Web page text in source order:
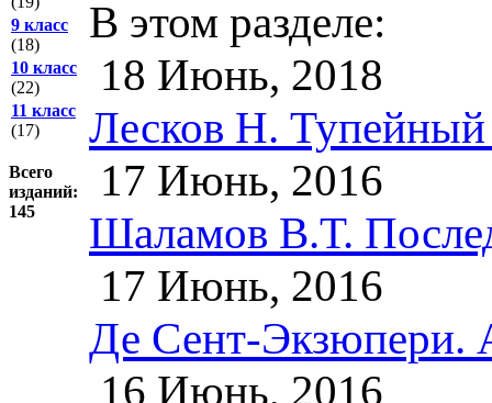
9 класс
(18)
10 класс
(22)
11 класс
(17)
Всего
изданий:
145
В этом разделе:
18 Июнь, 2018
Лесков Н.
17 Июнь, 2016
Шаламов В.Т.
17 Июнь, 2016
Де Сент-Экзюпери.
16 Июнь, 2016